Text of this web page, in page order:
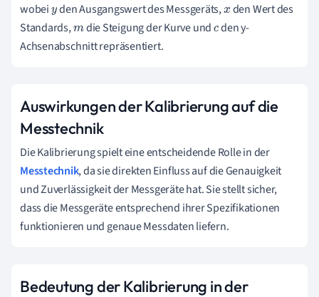
wobeiy den Ausgangswert des Messgeräts,x den Wert des
Standards,m die Steigung der Kurve undcden y-
Achsenabschnitt repräsentiert.
Auswirkungen der Kalibrierung auf die
Messtechnik
Die Kalibrierung spielt eine entscheidende Rolle in der
Messtechnik, da sie direkten Einfluss auf die Genauigkeit
und Zuverlässigkeit der Messgeräte hat. Sie stellt sicher,
dass die Messgeräte entsprechend ihrer Spezifikationen
funktionieren und genaue Messdaten liefern.
Bedeutung der Kalibrierung in der